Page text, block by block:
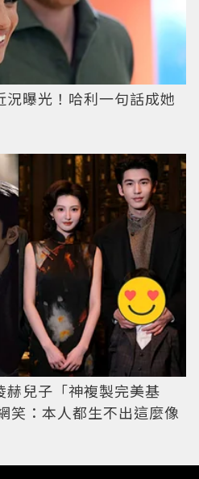
曝光！哈利一句話成她
赫兒子「神複製完美基
笑：本人都生不出這麼像